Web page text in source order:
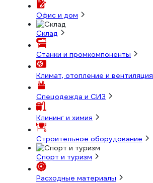
Офис и дом
Склад
Станки и промкомпоненты
Климат, отопление и вентиляция
Спецодежда и СИЗ
Клининг и химия
Строительное оборудование
Спорт и туризм
Расходные материалы